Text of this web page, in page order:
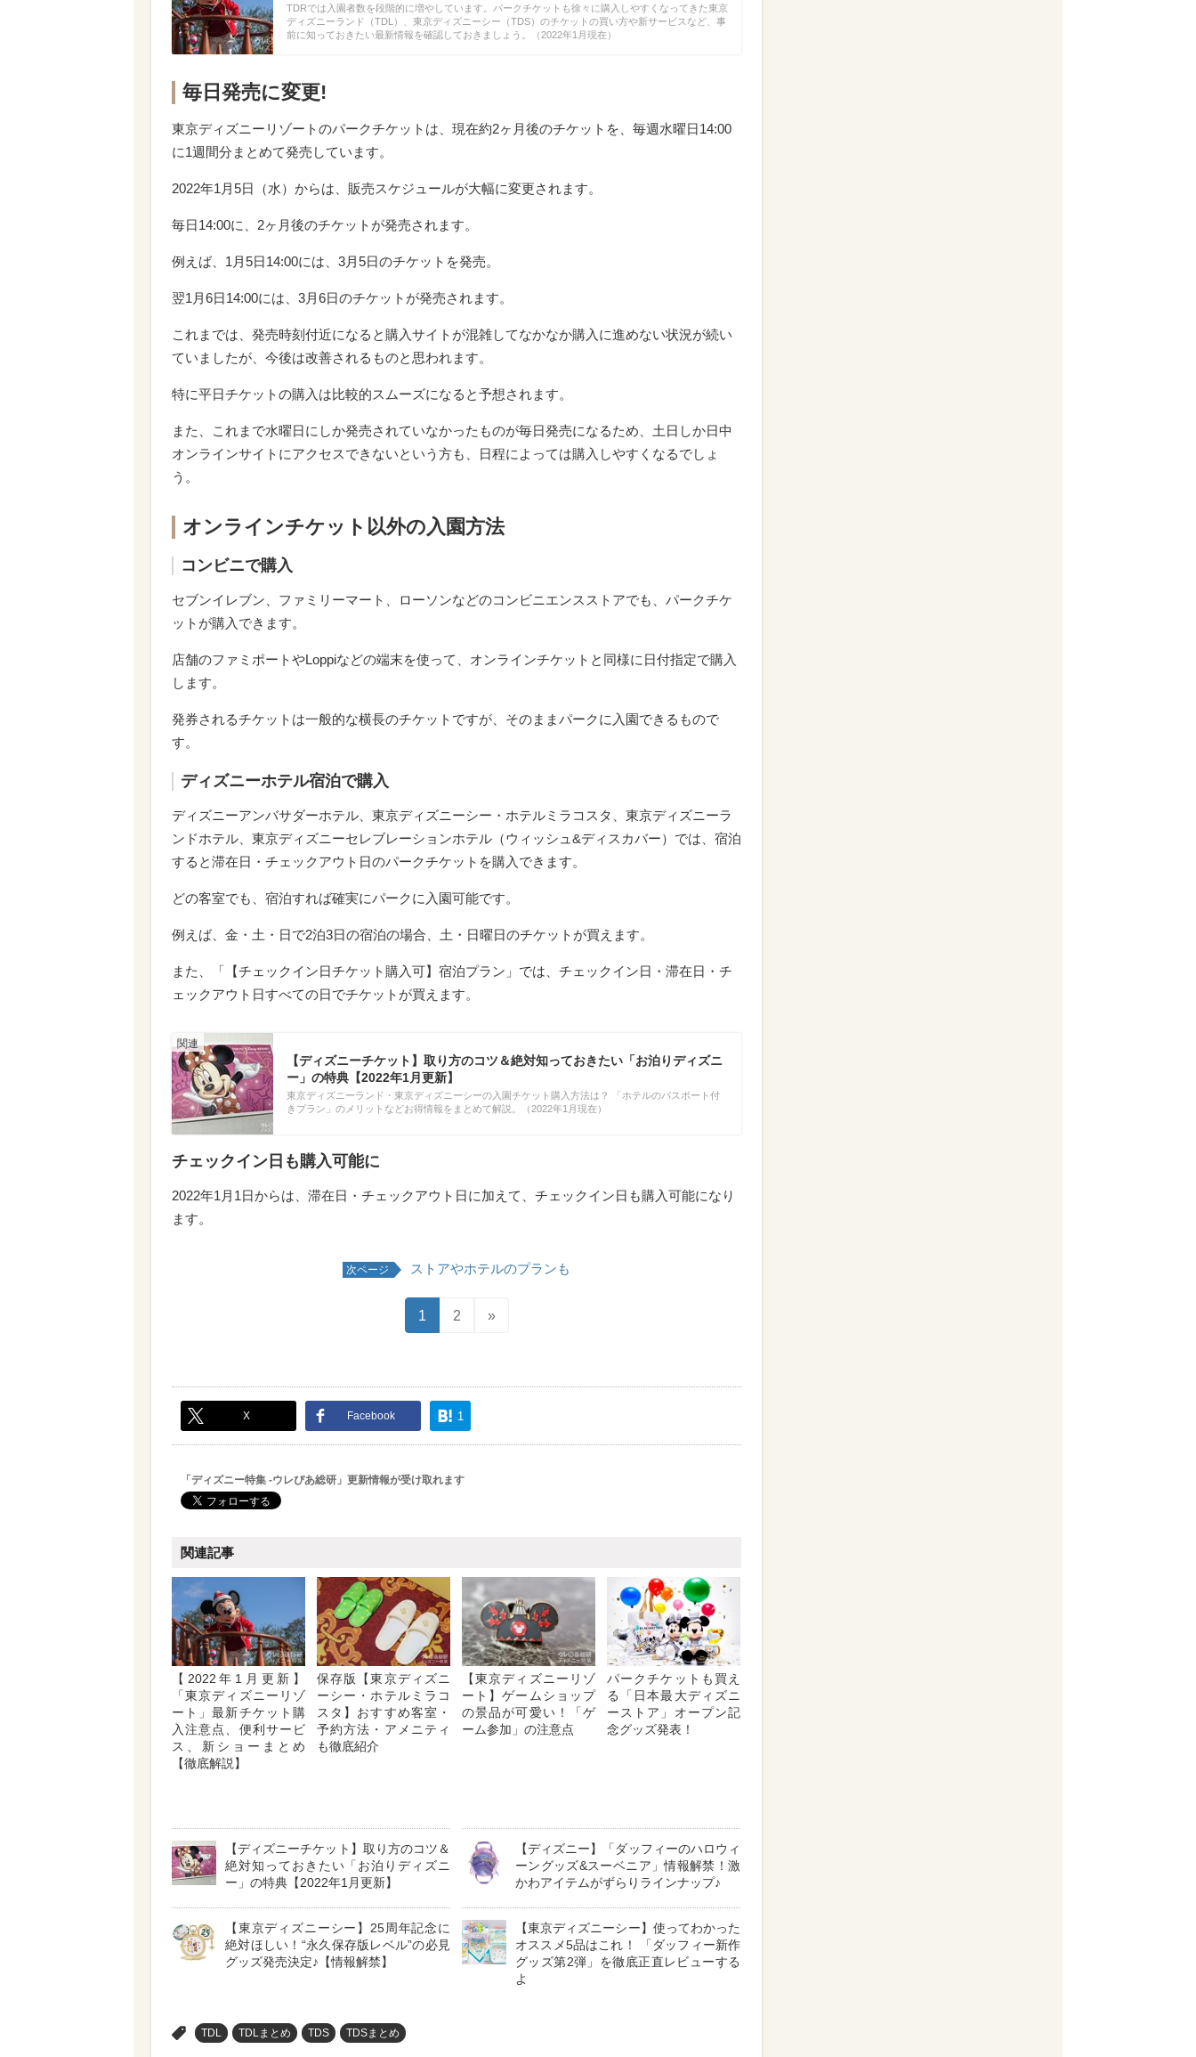
TDRでは入園者数を段階的に増やしています。パークチケットも徐々に購入しやすくなってきた東京
ディズニーランド（TDL）、東京ディズニーシー（TDS）のチケットの買い方や新サービスなど、事
前に知っておきたい最新情報を確認しておきましょう。（2022年1月現在）
毎日発売に変更!
東京ディズニーリゾートのパークチケットは、現在約2ヶ月後のチケットを、毎週水曜日14:00
に1週間分まとめて発売しています。
2022年1月5日（水）からは、販売スケジュールが大幅に変更されます。
毎日14:00に、2ヶ月後のチケットが発売されます。
例えば、1月5日14:00には、3月5日のチケットを発売。
翌1月6日14:00には、3月6日のチケットが発売されます。
これまでは、発売時刻付近になると購入サイトが混雑してなかなか購入に進めない状況が続い
ていましたが、今後は改善されるものと思われます。
特に平日チケットの購入は比較的スムーズになると予想されます。
また、これまで水曜日にしか発売されていなかったものが毎日発売になるため、土日しか日中
オンラインサイトにアクセスできないという方も、日程によっては購入しやすくなるでしょ
う。
オンラインチケット以外の入園方法
コンビニで購入
セブンイレブン、ファミリーマート、ローソンなどのコンビニエンスストアでも、パークチケ
ットが購入できます。
店舗のファミポートやLoppiなどの端末を使って、オンラインチケットと同様に日付指定で購入
します。
発券されるチケットは一般的な横長のチケットですが、そのままパークに入園できるもので
す。
ディズニーホテル宿泊で購入
ディズニーアンバサダーホテル、東京ディズニーシー・ホテルミラコスタ、東京ディズニーラ
ンドホテル、東京ディズニーセレブレーションホテル（ウィッシュ&ディスカバー）では、宿泊
すると滞在日・チェックアウト日のパークチケットを購入できます。
どの客室でも、宿泊すれば確実にパークに入園可能です。
例えば、金・土・日で2泊3日の宿泊の場合、土・日曜日のチケットが買えます。
また、「【チェックイン日チケット購入可】宿泊プラン」では、チェックイン日・滞在日・チ
ェックアウト日すべての日でチケットが買えます。
【ディズニーチケット】取り方のコツ＆絶対知っておきたい「お泊りディズニ
ー」の特典【2022年1月更新】
東京ディズニーランド・東京ディズニーシーの入園チケット購入方法は？ 「ホテルのパスポート付
きプラン」のメリットなどお得情報をまとめて解説。（2022年1月現在）
チェックイン日も購入可能に
2022年1月1日からは、滞在日・チェックアウト日に加えて、チェックイン日も購入可能になり
ます。
次ページ ストアやホテルのプランも
1 2 »
X Facebook 1
「ディズニー特集 -ウレぴあ総研」更新情報が受け取れます
関連記事
【2022年1月更新】
「東京ディズニーリゾ
ート」最新チケット購
入注意点、便利サービ
ス、新ショーまとめ
【徹底解説】
保存版【東京ディズニ
ーシー・ホテルミラコ
スタ】おすすめ客室・
予約方法・アメニティ
も徹底紹介
【東京ディズニーリゾ
ート】ゲームショップ
の景品が可愛い！「ゲ
ーム参加」の注意点
パークチケットも買え
る「日本最大ディズニ
ーストア」オープン記
念グッズ発表！
【ディズニーチケット】取り方のコツ＆
絶対知っておきたい「お泊りディズニ
ー」の特典【2022年1月更新】
【ディズニー】「ダッフィーのハロウィ
ーングッズ&スーベニア」情報解禁！激
かわアイテムがずらりラインナップ♪
【東京ディズニーシー】25周年記念に
絶対ほしい！“永久保存版レベル”の必見
グッズ発売決定♪【情報解禁】
【東京ディズニーシー】使ってわかった
オススメ5品はこれ！ 「ダッフィー新作
グッズ第2弾」を徹底正直レビューする
よ
TDL TDLまとめ TDS TDSまとめ